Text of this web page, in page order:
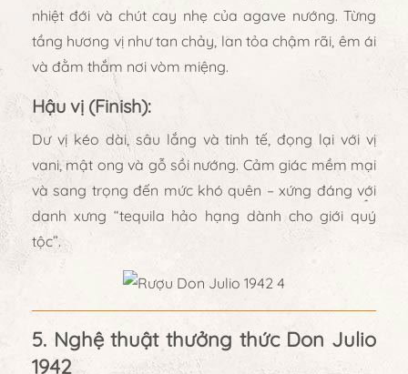
nhiệt đới và chút cay nhẹ của agave nướng. Từng
tầng hương vị như tan chảy, lan tỏa chậm rãi, êm ái
và đằm thắm nơi vòm miệng.
Hậu vị (Finish):
Dư vị kéo dài, sâu lắng và tinh tế, đọng lại với vị
vani, mật ong và gỗ sồi nướng. Cảm giác mềm mại
và sang trọng đến mức khó quên – xứng đáng với
danh xưng “tequila hảo hạng dành cho giới quý
tộc”.
5. Nghệ thuật thưởng thức Don Julio
1942